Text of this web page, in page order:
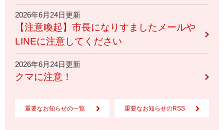
2026年6月24日更新
【注意喚起】市長になりすましたメールや
LINEに注意してください
2026年6月24日更新
クマに注意！
重要なお知らせの一覧 重要なお知らせのRSS